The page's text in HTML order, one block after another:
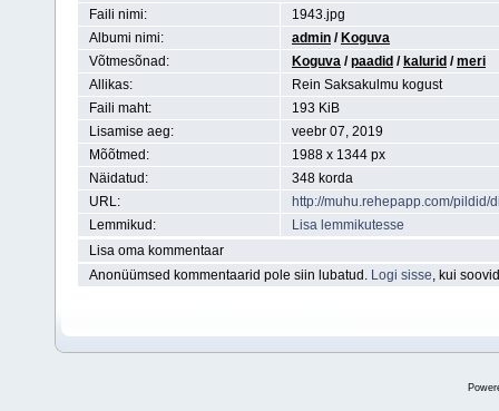
Faili nimi:
1943.jpg
Albumi nimi:
admin / Koguva
Võtmesõnad:
Koguva /paadid / kalurid /meri
Allikas:
Rein Saksakulmu kogust
Faili maht:
193 KiB
Lisamise aeg:
veebr 07, 2019
Mõõtmed:
1988 x 1344 px
Näidatud:
348 korda
URL:
http://muhu.rehepapp.com/
Lemmikud:
Lisa lemmikutesse
Lisa oma kommentaar
Anonüümsed kommentaarid pole siin lubatud. Logi sisse, kui